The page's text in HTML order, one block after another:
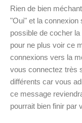
Rien de bien
"Oui" et la connexion
possible de cocher
pour ne plus voir ce
connexions vers la
vous connectez très
différents car vous
ce message
pourrait bien finir par